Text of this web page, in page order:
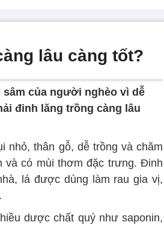
lâu càng tốt?
của người nghèo vì dễ
đinh lăng trồng càng lâu
nhỏ, thân gỗ, dễ trồng và chăm
và có mùi thơm đặc trưng. Đinh
lá được dùng làm rau gia vị,
dược chất quý như saponin,